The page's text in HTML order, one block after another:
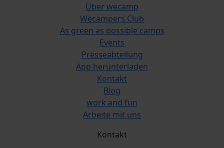
Über wecamp
Wecampers Club
As green as possible camps
Events
Presseabteilung
App herunterladen
Kontakt
Blog
work and fun
Arbeite mit uns
Kontakt